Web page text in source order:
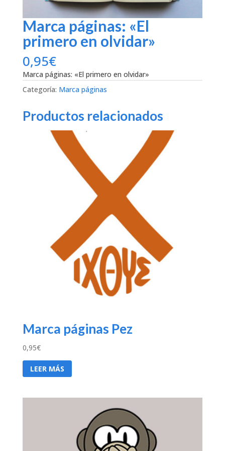
Marca páginas: «El
primero en olvidar»
0,95€
Marca páginas: «El primero en olvidar»
Categoría: Marca páginas
Productos relacionados
Marca páginas Pez
0,95€
LEER MÁS